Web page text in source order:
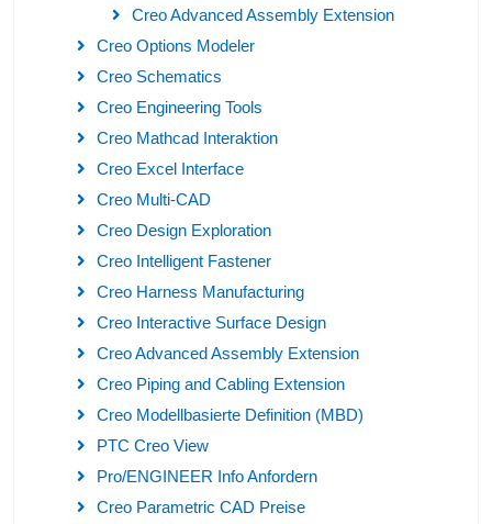
Creo Advanced Assembly Extension
Creo Options Modeler
Creo Schematics
Creo Engineering Tools
Creo Mathcad Interaktion
Creo Excel Interface
Creo Multi-CAD
Creo Design Exploration
Creo Intelligent Fastener
Creo Harness Manufacturing
Creo Interactive Surface Design
Creo Advanced Assembly Extension
Creo Piping and Cabling Extension
Creo Modellbasierte Definition (MBD)
PTC Creo View
Pro/ENGINEER Info Anfordern
Creo Parametric CAD Preise